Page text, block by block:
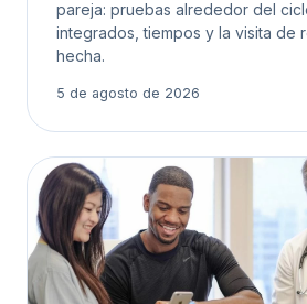
pareja: pruebas alrededor del
integrados, tiempos y la visita de
hecha.
5 de agosto de 2026